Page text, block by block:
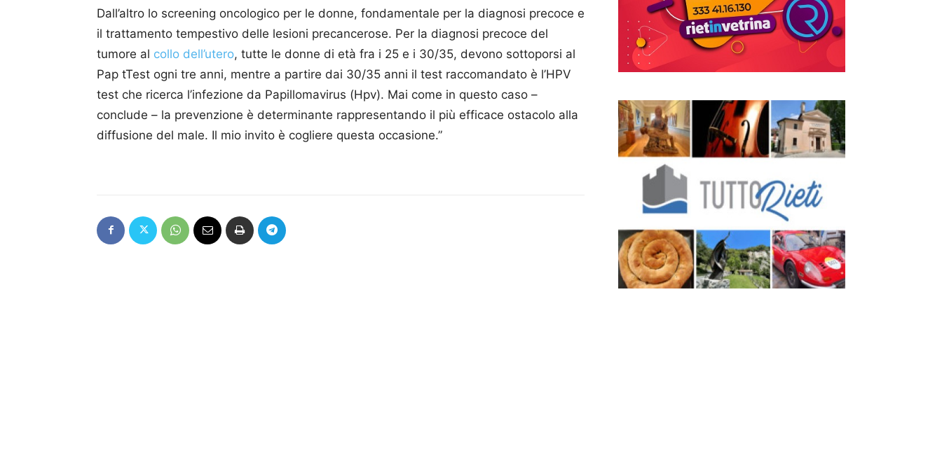
Dall’altro lo screening oncologico per le donne, fondamentale per la diagnosi precoce e
il trattamento tempestivo delle lesioni precancerose. Per la diagnosi precoce del
tumore al collo dell’utero, tutte le donne di età fra i 25 e i 30/35, devono sottoporsi al
Pap tTest ogni tre anni, mentre a partire dai 30/35 anni il test raccomandato è l’HPV
test che ricerca l’infezione da Papillomavirus (Hpv). Mai come in questo caso –
conclude – la prevenzione è determinante rappresentando il più efficace ostacolo alla
diffusione del male. Il mio invito è cogliere questa occasione.”